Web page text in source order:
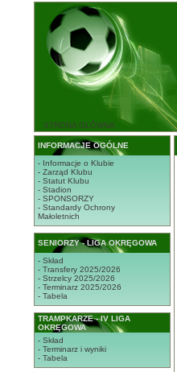
STRONA GŁÓWNA
INFORMACJE OGÓLNE
- Informacje o Klubie
- Zarząd Klubu
- Statut Klubu
- Stadion
- SPONSORZY
- Standardy Ochrony
Małoletnich
SENIORZY - LIGA OKRĘGOWA
- Skład
- Transfery 2025/2026
- Strzelcy 2025/2026
- Terminarz 2025/2026
- Tabela
TRAMPKARZE - IV LIGA
OKRĘGOWA
- Skład
- Terminarz i wyniki
- Tabela